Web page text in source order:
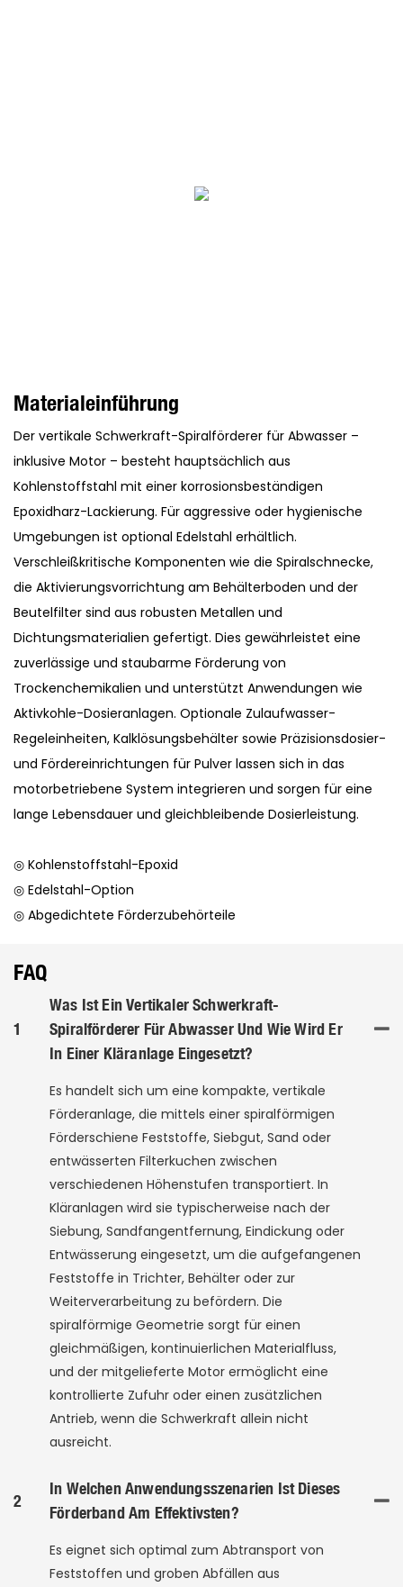
Materialeinführung
Der vertikale Schwerkraft-Spiralförderer für Abwasser –
inklusive Motor – besteht hauptsächlich aus
Kohlenstoffstahl mit einer korrosionsbeständigen
Epoxidharz-Lackierung. Für aggressive oder hygienische
Umgebungen ist optional Edelstahl erhältlich.
Verschleißkritische Komponenten wie die Spiralschnecke,
die Aktivierungsvorrichtung am Behälterboden und der
Beutelfilter sind aus robusten Metallen und
Dichtungsmaterialien gefertigt. Dies gewährleistet eine
zuverlässige und staubarme Förderung von
Trockenchemikalien und unterstützt Anwendungen wie
Aktivkohle-Dosieranlagen. Optionale Zulaufwasser-
Regeleinheiten, Kalklösungsbehälter sowie Präzisionsdosier-
und Fördereinrichtungen für Pulver lassen sich in das
motorbetriebene System integrieren und sorgen für eine
lange Lebensdauer und gleichbleibende Dosierleistung.
◎ Kohlenstoffstahl-Epoxid
◎ Edelstahl-Option
◎ Abgedichtete Förderzubehörteile
FAQ
1
Was Ist Ein Vertikaler Schwerkraft-
Spiralförderer Für Abwasser Und Wie Wird Er
In Einer Kläranlage Eingesetzt?
Es handelt sich um eine kompakte, vertikale
Förderanlage, die mittels einer spiralförmigen
Förderschiene Feststoffe, Siebgut, Sand oder
entwässerten Filterkuchen zwischen
verschiedenen Höhenstufen transportiert. In
Kläranlagen wird sie typischerweise nach der
Siebung, Sandfangentfernung, Eindickung oder
Entwässerung eingesetzt, um die aufgefangenen
Feststoffe in Trichter, Behälter oder zur
Weiterverarbeitung zu befördern. Die
spiralförmige Geometrie sorgt für einen
gleichmäßigen, kontinuierlichen Materialfluss,
und der mitgelieferte Motor ermöglicht eine
kontrollierte Zufuhr oder einen zusätzlichen
Antrieb, wenn die Schwerkraft allein nicht
ausreicht.
2
In Welchen Anwendungsszenarien Ist Dieses
Förderband Am Effektivsten?
Es eignet sich optimal zum Abtransport von
Feststoffen und groben Abfällen aus